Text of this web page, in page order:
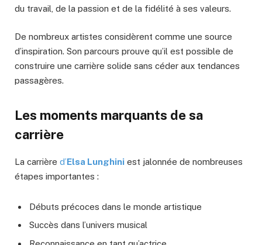
du travail, de la passion et de la fidélité à ses valeurs.
De nombreux artistes considèrent comme une source
d’inspiration. Son parcours prouve qu’il est possible de
construire une carrière solide sans céder aux tendances
passagères.
Les moments marquants de sa
carrière
La carrière d’Elsa Lunghini est jalonnée de nombreuses
étapes importantes :
Débuts précoces dans le monde artistique
Succès dans l’univers musical